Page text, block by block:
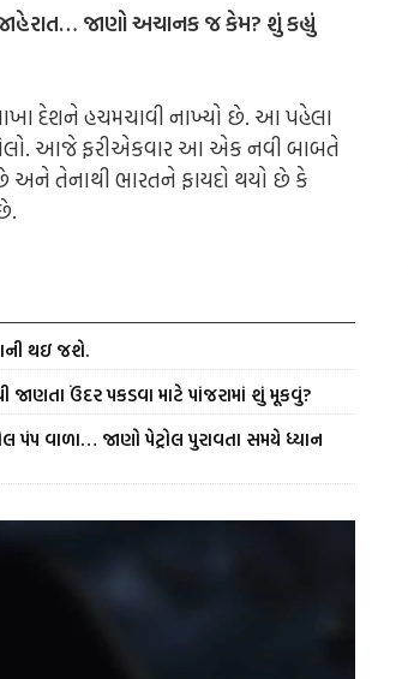
જાણો અચાનક જ કેમ? શું કહ્યું
આખા દેશને હચમચાવી નાખ્યો છે. આ પહેલા
આજે ફરીએકવાર આ એક નવી બાબતે
અને તેનાથી ભારતને ફાયદો થયો છે કે
થઇ જશે.
ઉંદર પકડવા માટે પાંજરામાં શું મૂકવું?
વાળા… જાણો પેટ્રોલ પુરાવતા સમયે ધ્યાન